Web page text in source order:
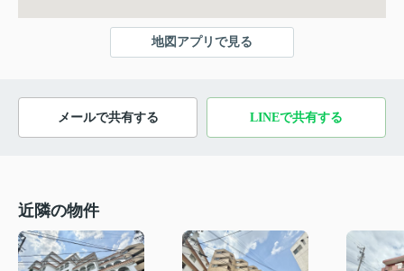
地図アプリで見る
メールで共有する LINEで共有する
近隣の物件